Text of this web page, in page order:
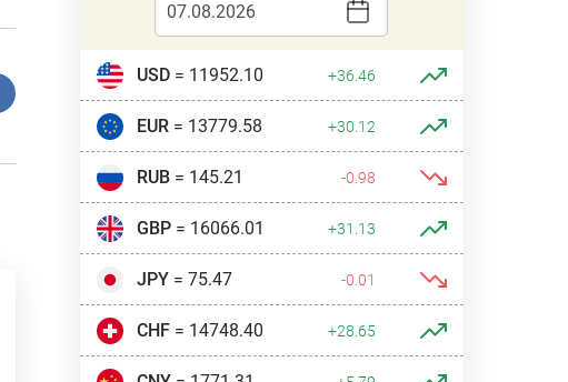
USD= 11952.10 +36.46
EUR= 13779.58 +30.12
RUB= 145.21 -0.98
GBP= 16066.01 +31.13
JPY= 75.47 -0.01
CHF= 14748.40 +28.65